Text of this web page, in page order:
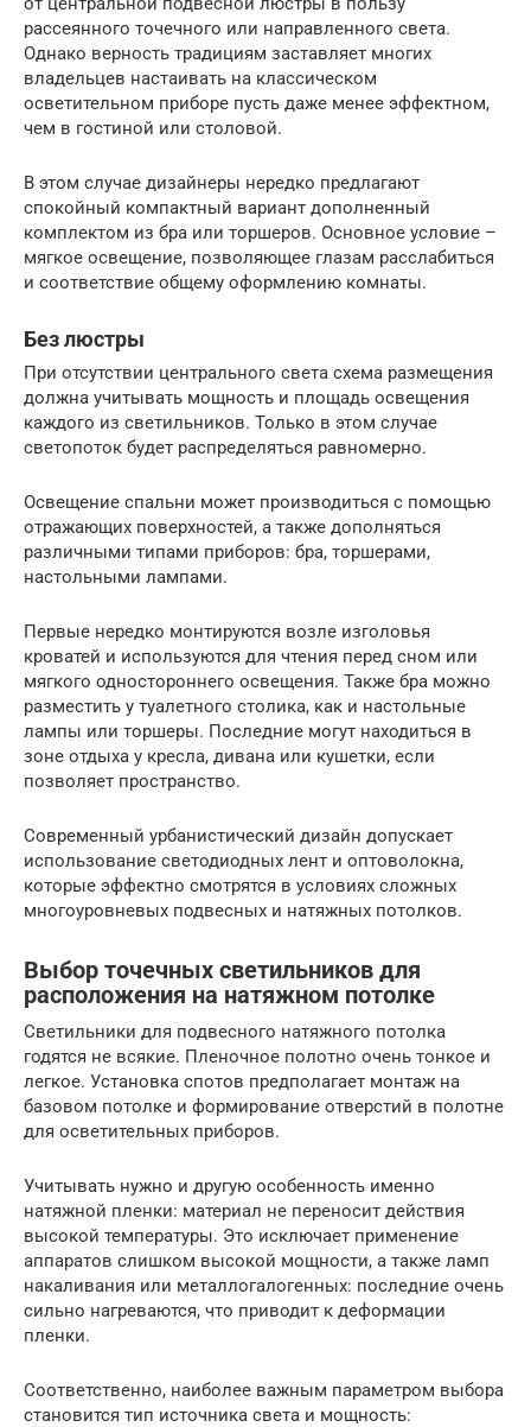
рассеянного точечного или направленного света.
Однако верность традициям заставляет многих
владельцев настаивать на классическом
осветительном приборе пусть даже менее эффектном,
чем в гостиной или столовой.
В этом случае дизайнеры нередко предлагают
спокойный компактный вариант дополненный
комплектом из бра или торшеров. Основное условие –
мягкое освещение, позволяющее глазам расслабиться
и соответствие общему оформлению комнаты.
Без люстры
При отсутствии центрального света схема размещения
должна учитывать мощность и площадь освещения
каждого из светильников. Только в этом случае
светопоток будет распределяться равномерно.
Освещение спальни может производиться с помощью
отражающих поверхностей, а также дополняться
различными типами приборов: бра, торшерами,
настольными лампами.
Первые нередко монтируются возле изголовья
кроватей и используются для чтения перед сном или
мягкого одностороннего освещения. Также бра можно
разместить у туалетного столика, как и настольные
лампы или торшеры. Последние могут находиться в
зоне отдыха у кресла, дивана или кушетки, если
позволяет пространство.
Современный урбанистический дизайн допускает
использование светодиодных лент и оптоволокна,
которые эффектно смотрятся в условиях сложных
многоуровневых подвесных и натяжных потолков.
Выбор точечных светильников для
расположения на натяжном потолке
Светильники для подвесного натяжного потолка
годятся не всякие. Пленочное полотно очень тонкое и
легкое. Установка спотов предполагает монтаж на
базовом потолке и формирование отверстий в полотне
для осветительных приборов.
Учитывать нужно и другую особенность именно
натяжной пленки: материал не переносит действия
высокой температуры. Это исключает применение
аппаратов слишком высокой мощности, а также ламп
накаливания или металлогалогенных: последние очень
сильно нагреваются, что приводит к деформации
пленки.
Соответственно, наиболее важным параметром выбора
становится тип источника света и мощность: